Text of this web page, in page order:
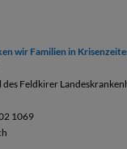
wir Familien in
Feldkirer
1069